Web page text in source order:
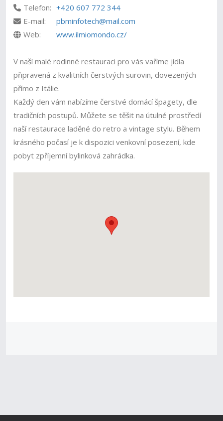
Telefon: +420 607 772 344
E-mail:
pbminfotech@mail.com
Web:
www.ilmiomondo.cz/
V naší malé rodinné restauraci pro vás vaříme jídla
připravená z kvalitních čerstvých surovin, dovezených
přímo z Itálie.
Každý den vám nabízíme čerstvé domácí špagety, dle
tradičních postupů. Můžete se těšit na útulné prostředí
naší restaurace laděné do retro a vintage stylu. Během
krásného počasí je k dispozici venkovní posezení, kde
pobyt zpříjemní bylinková zahrádka.